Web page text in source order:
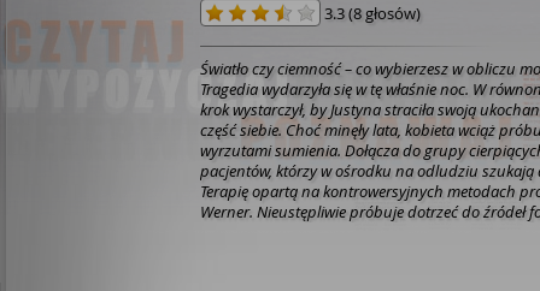
3.3(8 głosów)
Światło czy ciemność – co wybierzesz w obliczu
Tragedia wydarzyła się w tę właśnie noc. W
krok wystarczył, by Justyna straciła swoją
część siebie. Choć minęły lata, kobieta wciąż
wyrzutami sumienia. Dołącza do grupy
pacjentów, którzy w ośrodku na odludziu
Terapię opartą na kontrowersyjnych metodach
Werner. Nieustępliwie próbuje dotrzeć do źródeł